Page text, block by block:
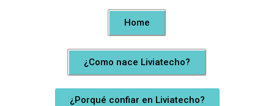
Home
¿Como nace Liviatecho?
¿Porqué confiar en Liviatecho?